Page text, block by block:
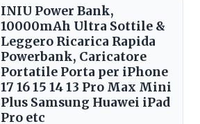
INIU Power Bank,
10000mAh Ultra Sottile &
Leggero Ricarica Rapida
Powerbank, Caricatore
Portatile Porta per iPhone
17 16 15 14 13 Pro Max Mini
Plus Samsung Huawei iPad
Pro etc